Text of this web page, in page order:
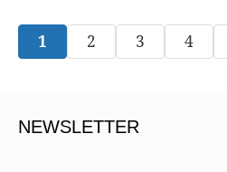
1 2 3 4
NEWSLETTER